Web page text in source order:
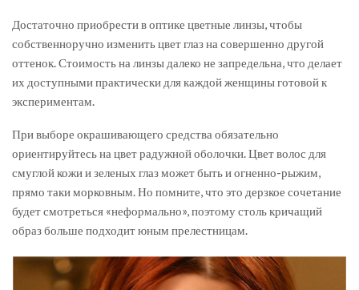
Достаточно приобрести в оптике цветные линзы, чтобы
собственноручно изменить цвет глаз на совершенно другой
оттенок. Стоимость на линзы далеко не запредельна, что делает
их доступными практически для каждой женщины готовой к
экспериментам.
При выборе окрашивающего средства обязательно
ориентируйтесь на цвет радужной оболочки. Цвет волос для
смуглой кожи и зеленых глаз может быть и огненно-рыжим,
прямо таки морковным. Но помните, что это дерзкое сочетание
будет смотреться «неформально», поэтому столь кричащий
образ больше подходит юным прелестницам.